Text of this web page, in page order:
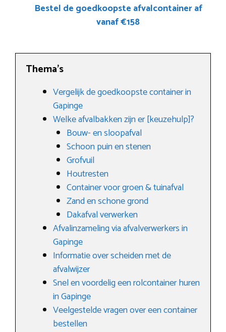
Bestel de goedkoopste afvalcontainer af
vanaf €158
Thema’s
Vergelijk de goedkoopste container in
Gapinge
Welke afvalbakken zijn er [keuzehulp]?
Bouw- en sloopafval
Schoon puin en stenen
Grofvuil
Houtresten
Container voor groen & tuinafval
Zand en schone grond
Dakafval verwerken
Afvalinzameling via afvalverwerkers in
Gapinge
Informatie over scheiden met de
afvalwijzer
Snel en voordelig een rolcontainer huren
in Gapinge
Veelgestelde vragen over een container
bestellen